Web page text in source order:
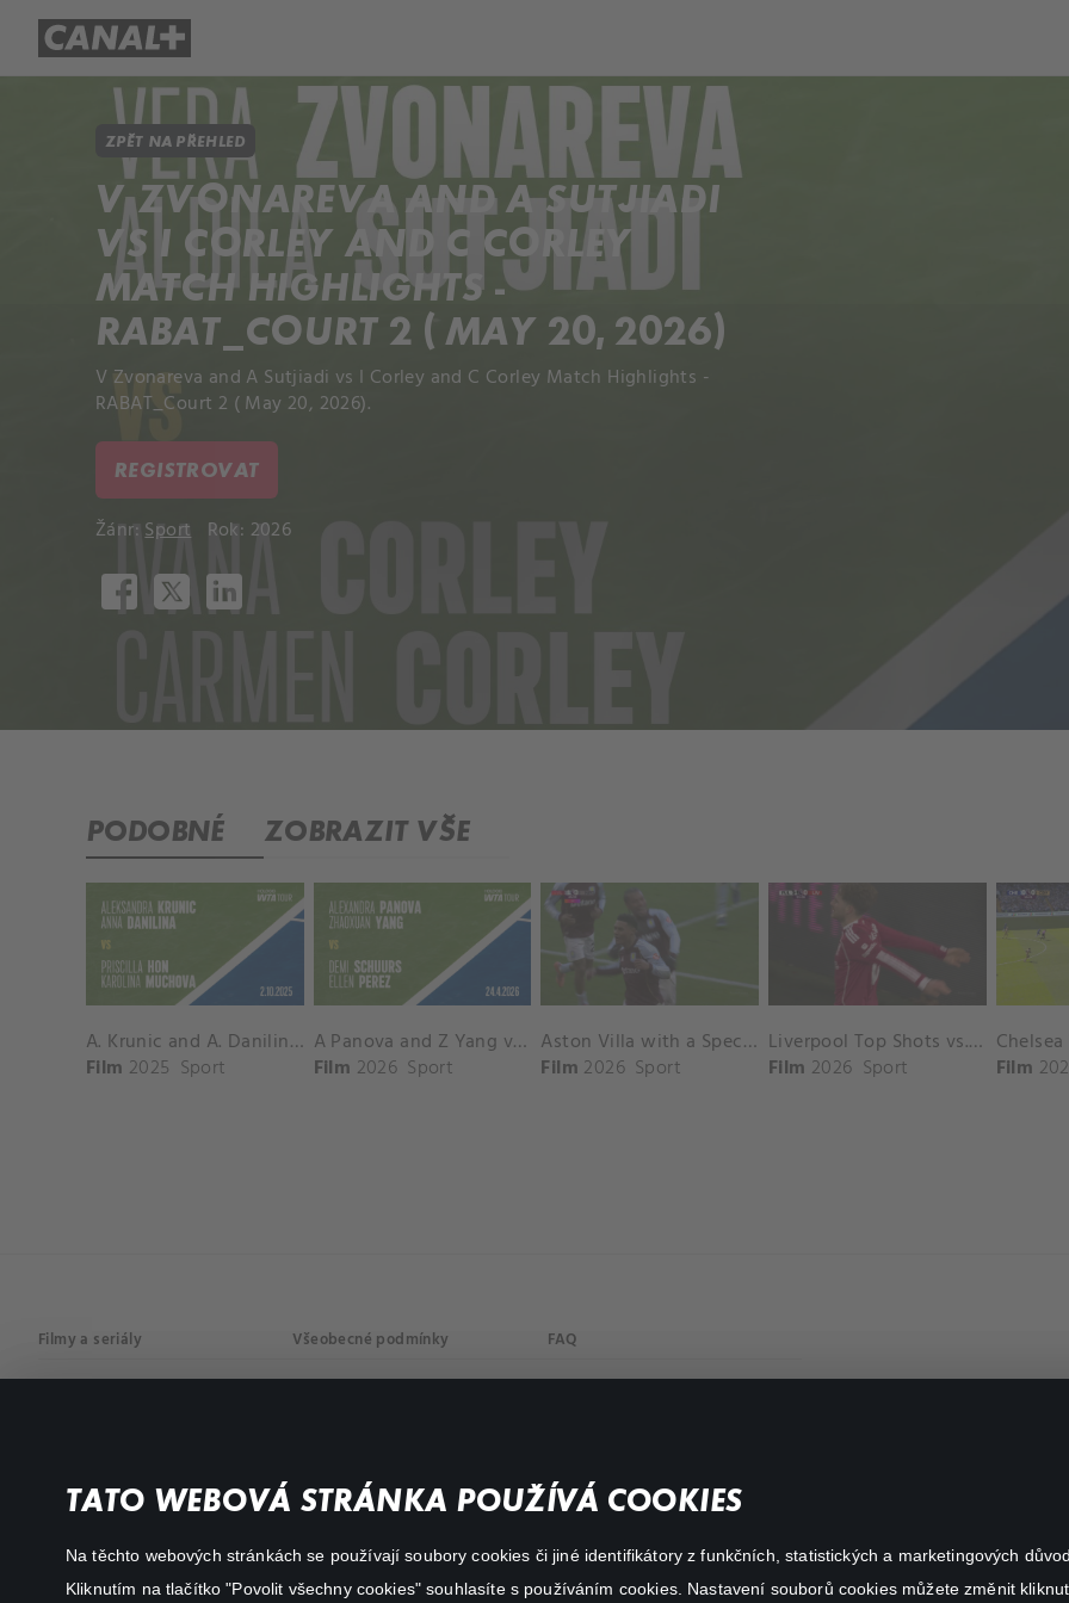
TATO WEBOVÁ STRÁNKA POUŽÍVÁ COOKIES
Na těchto webových stránkách se používají soubory cookies či jiné identifikátory z funkčních, statistických a marketingových
Kliknutím na tlačítko "Povolit všechny cookies" souhlasíte s používáním cookies. Nastavení souborů cookies můžete změnit
ZPĚT NA PŘEHLED
V ZVONAREVA AND A SUTJIADI
VS I CORLEY AND C CORLEY
MATCH HIGHLIGHTS -
RABAT_COURT 2 ( MAY 20, 2026)
V Zvonareva and A Sutjiadi vs I Corley and C Corley Match Highlights -
RABAT_Court 2 ( May 20, 2026).
REGISTROVAT
Žánr:Sport Rok: 2026
PODOBNÉ ZOBRAZIT VŠE
A. Krunic and A. Danilina vs. P. Hon and K. Muchova Match Highlights - BEIJING_Capital Group Diamond ( October 02, 2025)
Film 2025 Sport
A Panova and Z Yang vs D Schuurs and E Perez Match Highlights - MADRID_Court 8 ( April 24, 2026)
Film 2026 Sport
Aston Villa with a Spectacular Goal vs. Nottingham Forest
Film 2026 Sport
Liverpool Top Shots vs. Fulham
Film 2026 Sport
Film
Filmy a seriály
Akční
Všeobecné podmínky FAQ